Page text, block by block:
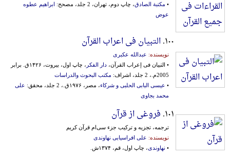
• مکتبة الصادق، چاپ دوم، تهران، 2 جلد، مصحح:
ابراهیم عطوه
عوض
۱۰۰. التبیان فی اعراب القرآن
نویسنده: عبدالله عکبری
• التبیان فی إعراب القرآن، دار الفکر
، چاپ اول، بیروت، ۱۴۲۶ق. برابر
2005م.، 2 جلد، اشراف:
مکتب البحوث والدراسات
• عیسی البابی الحلبی و شرکاء، مصر، ۱۹۷۶ق.، 2 جلد، محقق:
علی
محمد بجاوی
۱۰۱. فروغی از قرآن
ترجمه‌، تجزیه‌ و ترکیب‌ جزء سی‌ام‌ قرآن‌ کریم‌
نویسنده: علی افراسیابی نهاوندی
• نهاوندی، چاپ اول، قم، ۱۳۷۴ش.